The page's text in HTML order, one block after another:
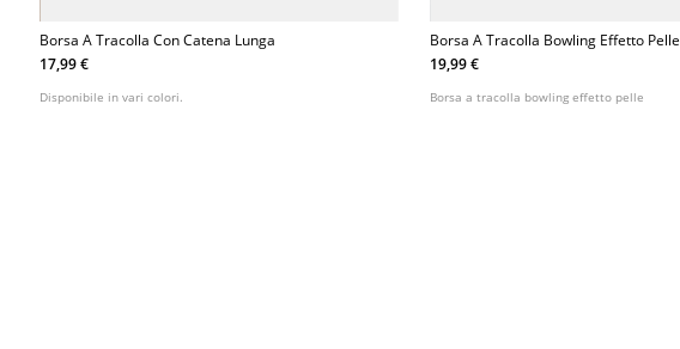
Borsa A Tracolla Con Catena Lunga
17,99 €
Disponibile in vari colori.
Borsa A Tracolla Bowling Effetto Pelle
19,99 €
Borsa a tracolla bowling effetto pelle